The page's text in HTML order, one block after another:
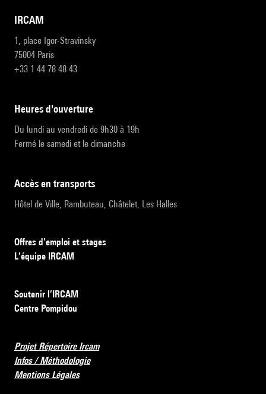
IRCAM
1, place Igor-Stravinsky
75004 Paris
+33 1 44 78 48 43
heures d'ouverture
Du lundi au vendredi de 9h30 à 19h
Fermé le samedi et le dimanche
accès en transports
Hôtel de Ville, Rambuteau, Châtelet, Les Halles
Offres d’emploi et stages
L’équipe IRCAM
Soutenir l’IRCAM
Centre Pompidou
Projet Répertoire Ircam
Infos / Méthodologie
Mentions Légales